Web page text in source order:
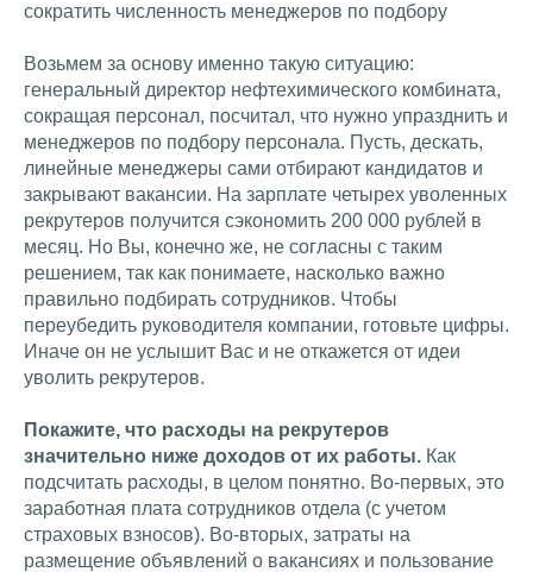
сократить численность менеджеров по подбору
Возьмем за основу именно такую ситуацию:
генеральный директор нефтехимического комбината,
сокращая персонал, посчитал, что нужно упразднить и
менеджеров по подбору персонала. Пусть, дескать,
линейные менеджеры сами отбирают кандидатов и
закрывают вакансии. На зарплате четырех уволенных
рекрутеров получится сэкономить 200 000 рублей в
месяц. Но Вы, конечно же, не согласны с таким
решением, так как понимаете, насколько важно
правильно подбирать сотрудников. Чтобы
переубедить руководителя компании, готовьте цифры.
Иначе он не услышит Вас и не откажется от идеи
уволить рекрутеров.
Покажите, что расходы на рекрутеров
значительно ниже доходов от их работы. Как
подсчитать расходы, в целом понятно. Во-первых, это
заработная плата сотрудников отдела (с учетом
страховых взносов). Во-вторых, затраты на
размещение объявлений о вакансиях и пользование